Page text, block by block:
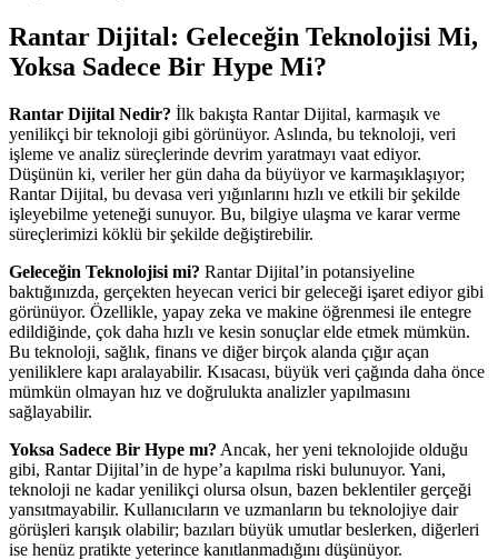
Rantar Dijital: Geleceğin Teknolojisi Mi,
Yoksa Sadece Bir Hype Mi?
Rantar Dijital Nedir? İlk bakışta Rantar Dijital, karmaşık ve
yenilikçi bir teknoloji gibi görünüyor. Aslında, bu teknoloji, veri
işleme ve analiz süreçlerinde devrim yaratmayı vaat ediyor.
Düşünün ki, veriler her gün daha da büyüyor ve karmaşıklaşıyor;
Rantar Dijital, bu devasa veri yığınlarını hızlı ve etkili bir şekilde
işleyebilme yeteneği sunuyor. Bu, bilgiye ulaşma ve karar verme
süreçlerimizi köklü bir şekilde değiştirebilir.
Geleceğin Teknolojisi mi? Rantar Dijital’in potansiyeline
baktığınızda, gerçekten heyecan verici bir geleceği işaret ediyor gibi
görünüyor. Özellikle, yapay zeka ve makine öğrenmesi ile entegre
edildiğinde, çok daha hızlı ve kesin sonuçlar elde etmek mümkün.
Bu teknoloji, sağlık, finans ve diğer birçok alanda çığır açan
yeniliklere kapı aralayabilir. Kısacası, büyük veri çağında daha önce
mümkün olmayan hız ve doğrulukta analizler yapılmasını
sağlayabilir.
Yoksa Sadece Bir Hype mı? Ancak, her yeni teknolojide olduğu
gibi, Rantar Dijital’in de hype’a kapılma riski bulunuyor. Yani,
teknoloji ne kadar yenilikçi olursa olsun, bazen beklentiler gerçeği
yansıtmayabilir. Kullanıcıların ve uzmanların bu teknolojiye dair
görüşleri karışık olabilir; bazıları büyük umutlar beslerken, diğerleri
ise henüz pratikte yeterince kanıtlanmadığını düşünüyor.